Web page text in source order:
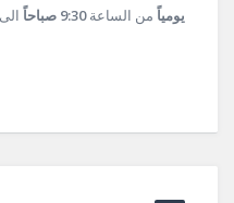
يومياً من الساعة9:30 صباحاً